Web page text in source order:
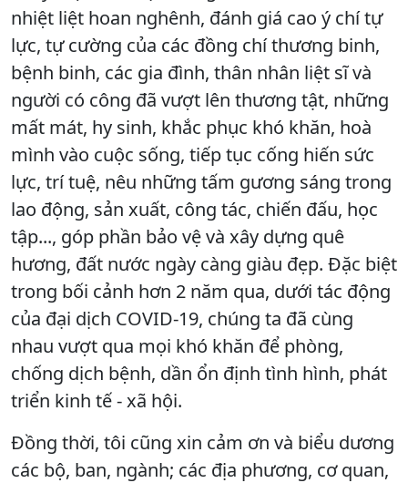
nhiệt liệt hoan nghênh, đánh giá cao ý chí tự
lực, tự cường của các đồng chí thương binh,
bệnh binh, các gia đình, thân nhân liệt sĩ và
người có công đã vượt lên thương tật, những
mất mát, hy sinh, khắc phục khó khăn, hoà
mình vào cuộc sống, tiếp tục cống hiến sức
lực, trí tuệ, nêu những tấm gương sáng trong
lao động, sản xuất, công tác, chiến đấu, học
tập..., góp phần bảo vệ và xây dựng quê
hương, đất nước ngày càng giàu đẹp. Đặc biệt
trong bối cảnh hơn 2 năm qua, dưới tác động
của đại dịch COVID-19, chúng ta đã cùng
nhau vượt qua mọi khó khăn để phòng,
chống dịch bệnh, dần ổn định tình hình, phát
triển kinh tế - xã hội.
Đồng thời, tôi cũng xin cảm ơn và biểu dương
các bộ, ban, ngành; các địa phương, cơ quan,